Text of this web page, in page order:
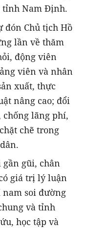
tỉnh Nam Định.
đón Chủ tịch Hồ
lần về thăm
động viên
viên và nhân
xuất, thực
nâng cao; đổi
lãng phí,
chẽ trong
gũi, chân
giá trị lý luận
soi đường
và tỉnh
học tập và